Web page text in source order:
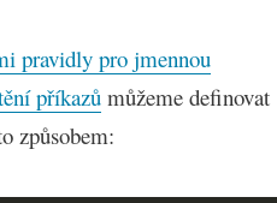
pravidly pro jmennou
příkazů můžeme definovat
způsobem: